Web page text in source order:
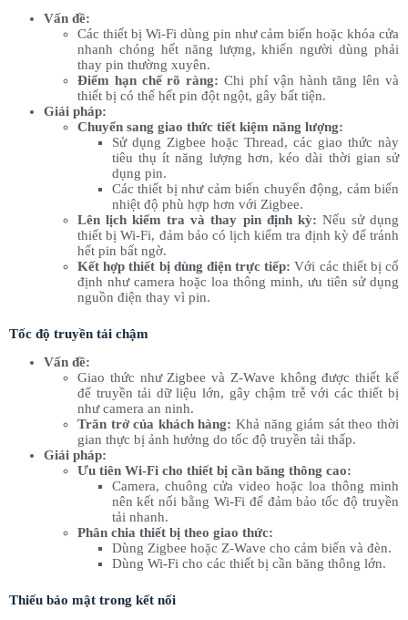
Vấn đề:
Các thiết bị Wi-Fi dùng pin như cảm biến hoặc khóa cửa
nhanh chóng hết năng lượng, khiến người dùng phải
thay pin thường xuyên.
Điểm hạn chế rõ ràng: Chi phí vận hành tăng lên và
thiết bị có thể hết pin đột ngột, gây bất tiện.
Giải pháp:
Chuyển sang giao thức tiết kiệm năng lượng:
Sử dụng Zigbee hoặc Thread, các giao thức này
tiêu thụ ít năng lượng hơn, kéo dài thời gian sử
dụng pin.
Các thiết bị như cảm biến chuyển động, cảm biến
nhiệt độ phù hợp hơn với Zigbee.
Lên lịch kiểm tra và thay pin định kỳ: Nếu sử dụng
thiết bị Wi-Fi, đảm bảo có lịch kiểm tra định kỳ để tránh
hết pin bất ngờ.
Kết hợp thiết bị dùng điện trực tiếp: Với các thiết bị cố
định như camera hoặc loa thông minh, ưu tiên sử dụng
nguồn điện thay vì pin.
Tốc độ truyền tải chậm
Vấn đề:
Giao thức như Zigbee và Z-Wave không được thiết kế
để truyền tải dữ liệu lớn, gây chậm trễ với các thiết bị
như camera an ninh.
Trăn trở của khách hàng: Khả năng giám sát theo thời
gian thực bị ảnh hưởng do tốc độ truyền tải thấp.
Giải pháp:
Ưu tiên Wi-Fi cho thiết bị cần băng thông cao:
Camera, chuông cửa video hoặc loa thông minh
nên kết nối bằng Wi-Fi để đảm bảo tốc độ truyền
tải nhanh.
Phân chia thiết bị theo giao thức:
Dùng Zigbee hoặc Z-Wave cho cảm biến và đèn.
Dùng Wi-Fi cho các thiết bị cần băng thông lớn.
Thiếu bảo mật trong kết nối